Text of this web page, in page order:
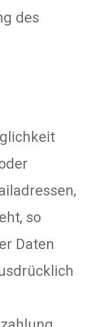
des
so
Daten